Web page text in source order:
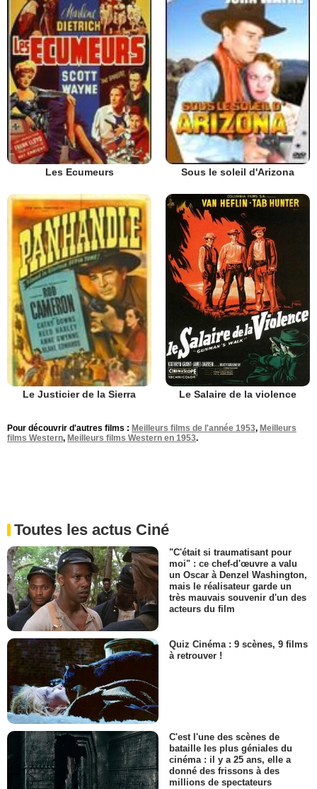
Les Ecumeurs Sous le soleil d'Arizona
Le Justicier de la Sierra Le Salaire de la violence
Pour découvrir d'autres films : Meilleurs films de l'année 1953, Meilleurs
films Western, Meilleurs films Western en 1953.
Toutes les actus Ciné
"C'était si traumatisant pour
moi" : ce chef-d'œuvre a valu
un Oscar à Denzel Washington,
mais le réalisateur garde un
très mauvais souvenir d'un des
acteurs du film
Quiz Cinéma : 9 scènes, 9 films
à retrouver !
C'est l'une des scènes de
bataille les plus géniales du
cinéma : il y a 25 ans, elle a
donné des frissons à des
millions de spectateurs